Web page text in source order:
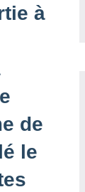
à
de
le